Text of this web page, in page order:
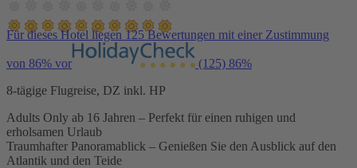
Für dieses Hotel liegen 125 Bewertungen mit einer Zustimmung
von 86% vor (125) 86%
8-tägige Flugreise, DZ inkl. HP
Adults Only ab 16 Jahren – Perfekt für einen ruhigen und
erholsamen Urlaub
Traumhafter Panoramablick – Genießen Sie den Ausblick auf den
Atlantik und den Teide